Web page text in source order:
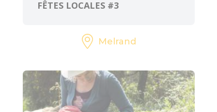
FÊTES LOCALES #3
Melrand